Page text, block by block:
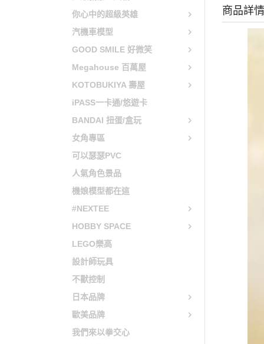
貓娘樂園 NEKOPARA
快打旋風 / 格鬥天王 / 拳皇
太空戰士 FINAL FANTASY
你心中的超級英雄
汽機車模型
GOOD SMILE 好微笑
Megahouse 百萬屋
KOTOBUKIYA 壽屋
iPASS一卡通/悠遊卡
BANDAI 扭蛋/盒玩
女角專區
可以瑟瑟PVC
人氣角色景品
機娘模型都在這
#NEXTEE
HOBBY SPACE
LEGO樂高
設計師玩具
不獸控制
日本品牌
歐美品牌
我們來以拳交心
商品詳情